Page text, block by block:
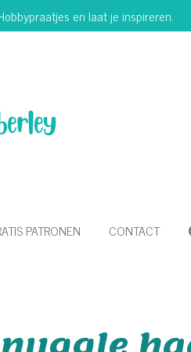
en laat je inspireren.
PATRONEN CONTACT